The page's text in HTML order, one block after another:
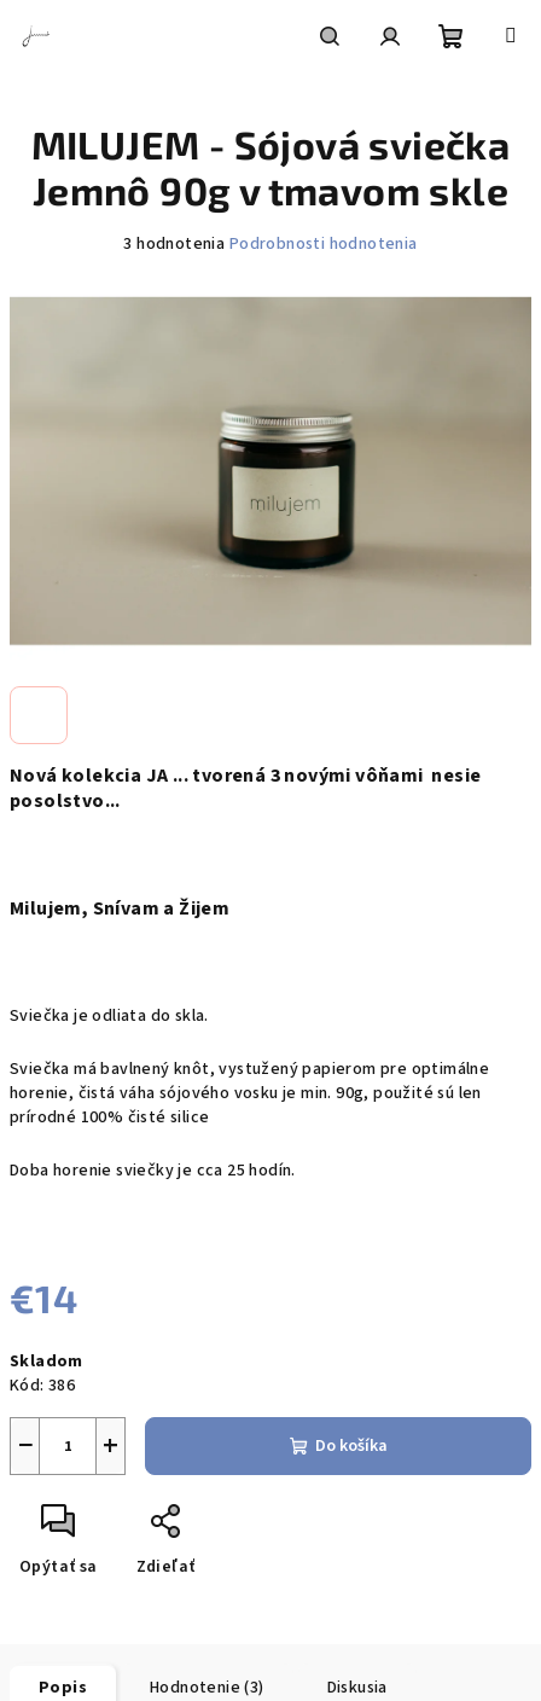
košík
Nová kolekcia JA ... tvorená 3 novými vôňami nesie
posolstvo...
Milujem, Snívam a Žijem
Sviečka je odliata do skla.
Sviečka má bavlnený knôt, vystužený papierom pre optimálne
horenie, čistá váha sójového vosku je min. 90g, použité sú len
prírodné 100% čisté silice
Doba horenie sviečky je cca 25 hodín.
€14
cena:
Skladom
Kód: 386
+
− Do košíka
Opýtať sa Zdieľať
MILUJEM - Sójová sviečka
Jemnô 90g v tmavom skle
Priemerné
produktu
3 hodnotenia Podrobnosti hodnotenia
Popis Hodnotenie (3) Diskusia